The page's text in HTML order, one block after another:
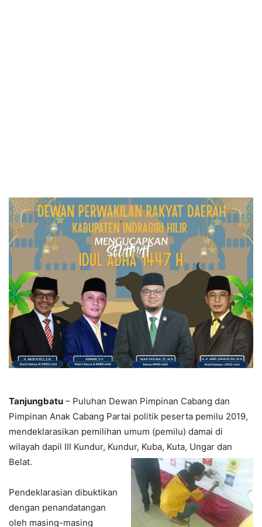
Tanjungbatu – Puluhan Dewan Pimpinan Cabang dan
Pimpinan Anak Cabang Partai politik peserta pemilu 2019,
mendeklarasikan pemilihan umum (pemilu) damai di
wilayah dapil III Kundur, Kundur, Kuba, Kuta, Ungar dan
Belat.
Pendeklarasian dibuktikan
dengan penandatangan
oleh masing-masing